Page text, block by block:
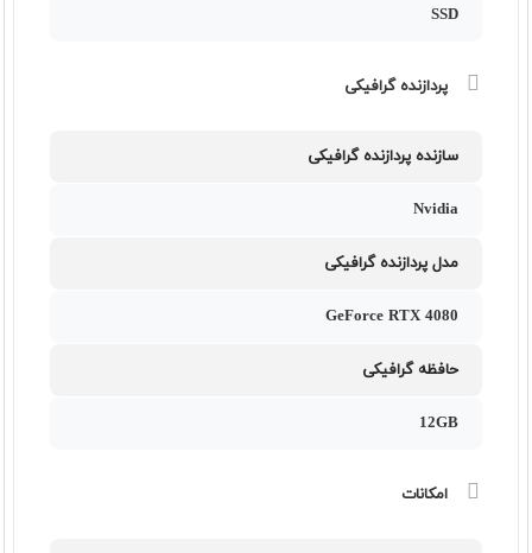
SSD
پردازنده گرافیکی
سازنده پردازنده گرافیکی
Nvidia
مدل پردازنده گرافیکی
GeForce RTX 4080
حافظه گرافیکی
12GB
امکانات